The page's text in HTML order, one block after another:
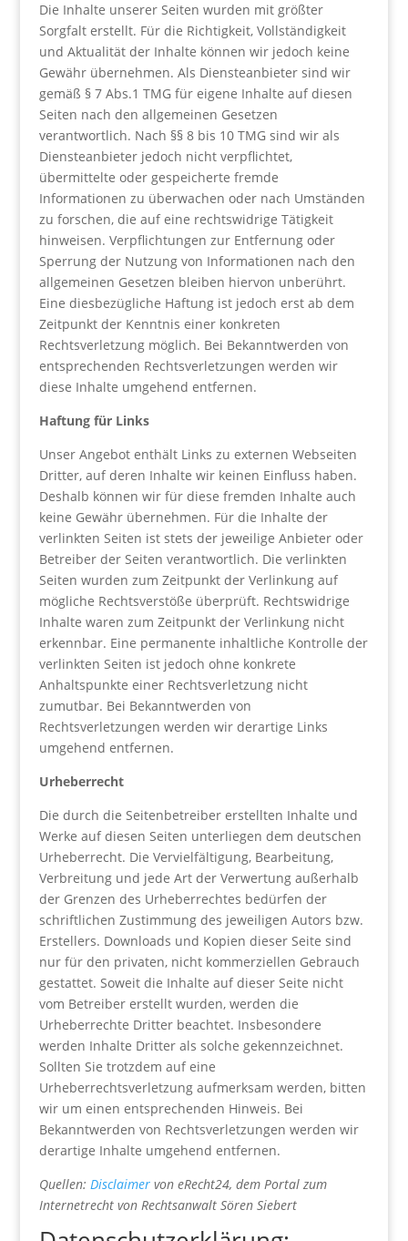
Die Inhalte unserer Seiten wurden mit größter
Sorgfalt erstellt. Für die Richtigkeit, Vollständigkeit
und Aktualität der Inhalte können wir jedoch keine
Gewähr übernehmen. Als Diensteanbieter sind wir
gemäß § 7 Abs.1 TMG für eigene Inhalte auf diesen
Seiten nach den allgemeinen Gesetzen
verantwortlich. Nach §§ 8 bis 10 TMG sind wir als
Diensteanbieter jedoch nicht verpflichtet,
übermittelte oder gespeicherte fremde
Informationen zu überwachen oder nach Umständen
zu forschen, die auf eine rechtswidrige Tätigkeit
hinweisen. Verpflichtungen zur Entfernung oder
Sperrung der Nutzung von Informationen nach den
allgemeinen Gesetzen bleiben hiervon unberührt.
Eine diesbezügliche Haftung ist jedoch erst ab dem
Zeitpunkt der Kenntnis einer konkreten
Rechtsverletzung möglich. Bei Bekanntwerden von
entsprechenden Rechtsverletzungen werden wir
diese Inhalte umgehend entfernen.
Haftung für Links
Unser Angebot enthält Links zu externen Webseiten
Dritter, auf deren Inhalte wir keinen Einfluss haben.
Deshalb können wir für diese fremden Inhalte auch
keine Gewähr übernehmen. Für die Inhalte der
verlinkten Seiten ist stets der jeweilige Anbieter oder
Betreiber der Seiten verantwortlich. Die verlinkten
Seiten wurden zum Zeitpunkt der Verlinkung auf
mögliche Rechtsverstöße überprüft. Rechtswidrige
Inhalte waren zum Zeitpunkt der Verlinkung nicht
erkennbar. Eine permanente inhaltliche Kontrolle der
verlinkten Seiten ist jedoch ohne konkrete
Anhaltspunkte einer Rechtsverletzung nicht
zumutbar. Bei Bekanntwerden von
Rechtsverletzungen werden wir derartige Links
umgehend entfernen.
Urheberrecht
Die durch die Seitenbetreiber erstellten Inhalte und
Werke auf diesen Seiten unterliegen dem deutschen
Urheberrecht. Die Vervielfältigung, Bearbeitung,
Verbreitung und jede Art der Verwertung außerhalb
der Grenzen des Urheberrechtes bedürfen der
schriftlichen Zustimmung des jeweiligen Autors bzw.
Erstellers. Downloads und Kopien dieser Seite sind
nur für den privaten, nicht kommerziellen Gebrauch
gestattet. Soweit die Inhalte auf dieser Seite nicht
vom Betreiber erstellt wurden, werden die
Urheberrechte Dritter beachtet. Insbesondere
werden Inhalte Dritter als solche gekennzeichnet.
Sollten Sie trotzdem auf eine
Urheberrechtsverletzung aufmerksam werden, bitten
wir um einen entsprechenden Hinweis. Bei
Bekanntwerden von Rechtsverletzungen werden wir
derartige Inhalte umgehend entfernen.
Quellen: Disclaimervon eRecht24, dem Portal zum
Internetrecht von Rechtsanwalt Sören Siebert